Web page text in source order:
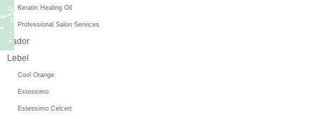
Keratin Healing Oil
Professional Salon Services
Lador
Lebel
Cool Orange
Estessimo
Estessimo Celcert